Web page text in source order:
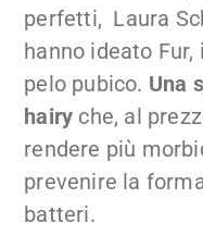
perfetti, Laura
hanno ideato
pelo pubico. Una
hairy che, al
rendere più
prevenire la
batteri.